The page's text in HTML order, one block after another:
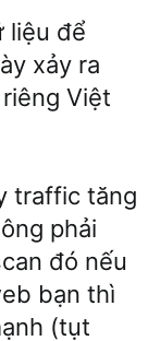
liệu để
xảy ra
Việt
traffic tăng
phải
đó nếu
bạn thì
(tụt